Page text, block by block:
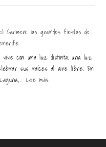
Carmen: las grandes fiestas de
con una luz distinta, una luz
sus raíces al aire libre. En
Lee más